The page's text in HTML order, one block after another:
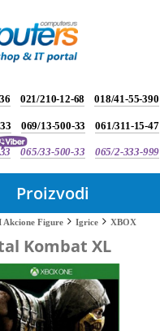
021/210-12-68 018/41-55-390
069/13-500-33 061/311-15-47
065/33-500-33 065/2-333-999
Proizvodi
Akcione Figure Igrice XBOX
Kombat XL